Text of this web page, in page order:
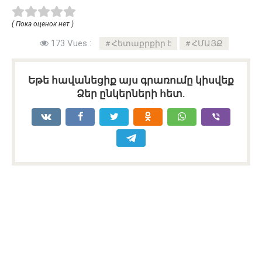
( Пока оценок нет )
173 Vues : Հետաքրքիր է ՀՄԱՅՔ
Եթե հավանեցիք այս գրառումը կիսվեք
Ձեր ընկերների հետ.